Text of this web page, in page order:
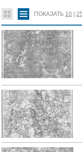
ПОКАЗАТЬ 10 |